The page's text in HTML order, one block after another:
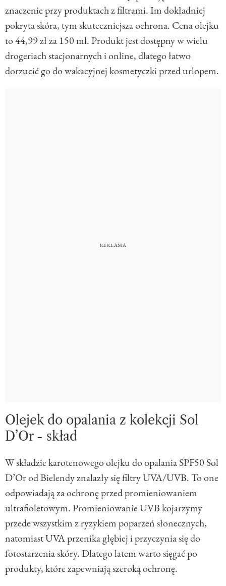
znaczenie przy produktach z filtrami. Im dokładniej
pokryta skóra, tym skuteczniejsza ochrona. Cena olejku
to 44,99 zł za 150 ml. Produkt jest dostępny w wielu
drogeriach stacjonarnych i online, dlatego łatwo
dorzucić go do wakacyjnej kosmetyczki przed urlopem.
Olejek do opalania z kolekcji Sol
D’Or - skład
W składzie karotenowego olejku do opalania SPF50 Sol
D’Or od Bielendy znalazły się filtry UVA/UVB. To one
odpowiadają za ochronę przed promieniowaniem
ultrafioletowym. Promieniowanie UVB kojarzymy
przede wszystkim z ryzykiem poparzeń słonecznych,
natomiast UVA przenika głębiej i przyczynia się do
fotostarzenia skóry. Dlatego latem warto sięgać po
produkty, które zapewniają szeroką ochronę.